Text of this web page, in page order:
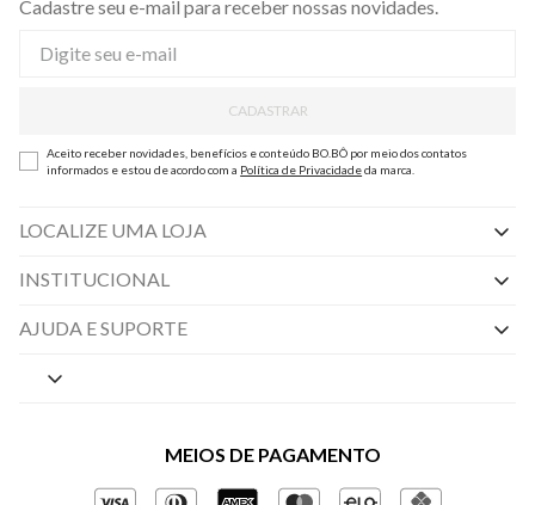
Cadastre seu e-mail para receber nossas novidades.
CADASTRAR
Aceito receber novidades, benefícios e conteúdo BO.BÔ por meio dos contatos
informados e estou de acordo com a Política de Privacidadeda marca.
LOCALIZE UMA LOJA
INSTITUCIONAL
Nossas Lojas
Políticas de Privacidade
Gestão de Privacidade
AJUDA E SUPORTE
Central de Preferências
Perguntas frequentes
Regulamentos e Promoções
MEIOS DE PAGAMENTO